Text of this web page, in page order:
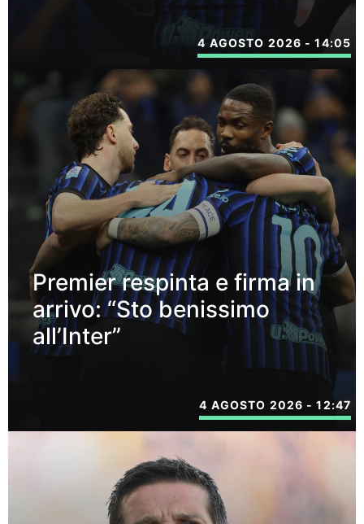
4 AGOSTO 2026 - 14:05
Premier respinta e firma in
arrivo: “Sto benissimo
all’Inter”
4 AGOSTO 2026 - 12:47